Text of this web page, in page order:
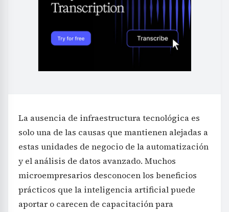
La ausencia de infraestructura tecnológica es
solo una de las causas que mantienen alejadas a
estas unidades de negocio de la automatización
y el análisis de datos avanzado. Muchos
microempresarios desconocen los beneficios
prácticos que la inteligencia artificial puede
aportar o carecen de capacitación para